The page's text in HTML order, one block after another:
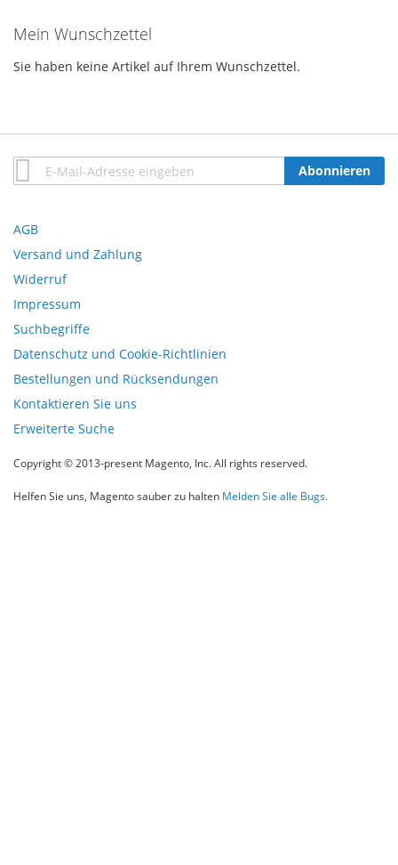
Mein Wunschzettel
Sie haben keine Artikel auf Ihrem Wunschzettel.
Anmeldung
zum
Abonnieren
AGB
Versand und Zahlung
Widerruf
Impressum
Suchbegriffe
Datenschutz und Cookie-Richtlinien
Bestellungen und Rücksendungen
Kontaktieren Sie uns
Erweiterte Suche
Copyright © 2013-present Magento, Inc. All rights reserved.
Helfen Sie uns, Magento sauber zu halten Melden Sie alle Bugs.